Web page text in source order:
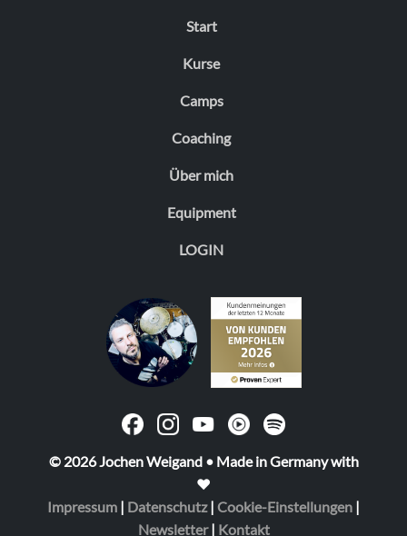
Start
Kurse
Camps
Coaching
Über mich
Equipment
LOGIN
© 2026 Jochen Weigand • Made in Germany with
❤️
Impressum | Datenschutz| Cookie-Einstellungen |
Newsletter| Kontakt